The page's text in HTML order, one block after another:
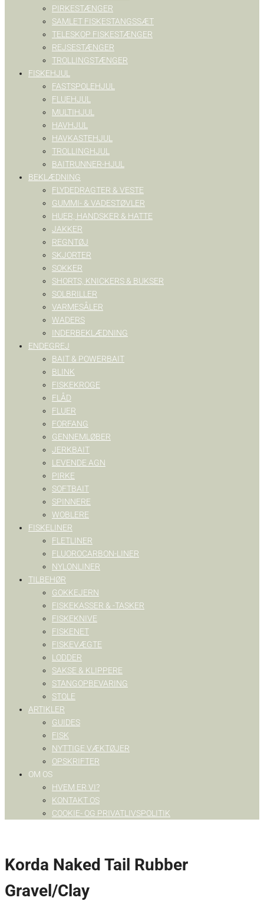
PIRKESTÆNGER
SAMLET FISKESTANGSSÆT
TELESKOP FISKESTÆNGER
REJSESTÆNGER
TROLLINGSTÆNGER
FISKEHJUL
FASTSPOLEHJUL
FLUEHJUL
MULTIHJUL
HAVHJUL
HAVKASTEHJUL
TROLLINGHJUL
BAITRUNNER-HJUL
BEKLÆDNING
FLYDEDRAGTER & VESTE
GUMMI- & VADESTØVLER
HUER, HANDSKER & HATTE
JAKKER
REGNTØJ
SKJORTER
SOKKER
SHORTS, KNICKERS & BUKSER
SOLBRILLER
VARMESÅLER
WADERS
INDERBEKLÆDNING
ENDEGREJ
BAIT & POWERBAIT
BLINK
FISKEKROGE
FLÅD
FLUER
FORFANG
GENNEMLØBER
JERKBAIT
LEVENDE AGN
PIRKE
SOFTBAIT
SPINNERE
WOBLERE
FISKELINER
FLETLINER
FLUOROCARBON-LINER
NYLONLINER
TILBEHØR
GOKKEJERN
FISKEKASSER & -TASKER
FISKEKNIVE
FISKENET
FISKEVÆGTE
LODDER
SAKSE & KLIPPERE
STANGOPBEVARING
STOLE
ARTIKLER
GUIDES
FISK
NYTTIGE VÆKTØJER
OPSKRIFTER
OM OS
HVEM ER VI?
KONTAKT OS
COOKIE- OG PRIVATLIVSPOLITIK
Korda Naked Tail Rubber
Gravel/Clay